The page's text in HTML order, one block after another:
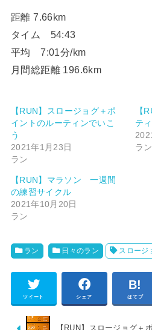
距離 7.66km
タイム 54:43
平均 7:01分/km
月間総距離 196.6km
【RUN】スロージョグ＋ポ
イントのルーティンでいこ
う
2021年1月23日
ラン
【
テ
ラン
【RUN】マラソン 一週間
の練習サイクル
2021年10月20日
ラン
ラン 日々のラン スロージ
ツイート シェア はてブ
【RUN】スロージョグ